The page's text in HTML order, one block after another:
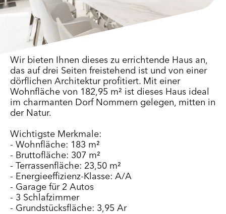
Wir bieten Ihnen dieses zu errichtende Haus an,
das auf drei Seiten freistehend ist und von einer
dörflichen Architektur profitiert. Mit einer
Wohnfläche von 182,95 m² ist dieses Haus ideal
im charmanten Dorf Nommern gelegen, mitten in
der Natur.
Wichtigste Merkmale:
- Wohnfläche: 183 m²
- Bruttofläche: 307 m²
- Terrassenfläche: 23,50 m²
- Energieeffizienz-Klasse: A/A
- Garage für 2 Autos
- 3 Schlafzimmer
- Grundstücksfläche: 3,95 Ar